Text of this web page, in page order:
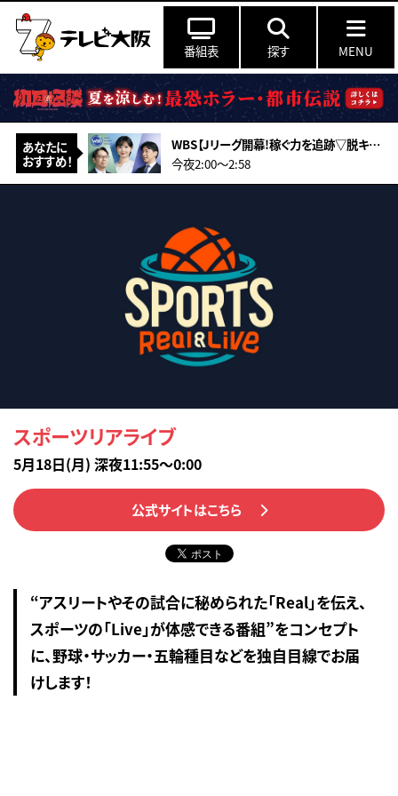
番組表 探す MENU
あなたに
おすすめ！
WBS【Jリーグ開幕!稼ぐ力を追跡▽脱キックボード戦略▽決算集中日通期見通しは】
今夜2:00〜2:58
スポーツリアライブ
5月18日(月) 深夜11:55～0:00
公式サイトはこちら
“アスリートやその試合に秘められた「Real」を伝え、
スポーツの「Live」が体感できる番組”をコンセプト
に、野球・サッカー・五輪種目などを独自目線でお届
けします！